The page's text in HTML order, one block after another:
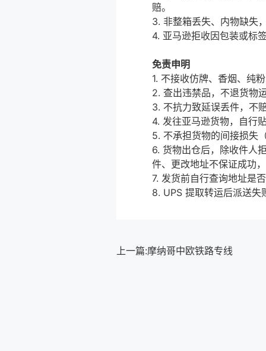
赔。
3. 非整箱丢失、内物缺失
4. 亚马逊拒收因包装或标
免责申明
1. 不接收仿牌、香烟、纯
2. 查出违禁品，不退货物
3. 不抗力致延误丢件，不
4. 发往亚马逊货物，自行
5. 不承担货物的间接损失
6. 货物出仓后，除收件人
件、更改地址不保证成功
7. 发货前自行查询地址是
8. UPS 提取转运后派送失
上一篇:摩纳哥中欧铁路专线